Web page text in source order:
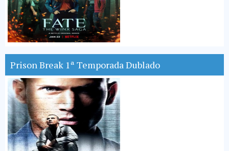
Prison Break 1ª Temporada Dublado